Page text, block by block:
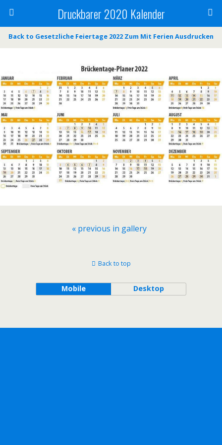
Druckbarer 2020 Kalender
Back to Gesetzliche Feiertage 2022 Zum Mit Ferien Ausdrucken
« previous in gallery
Back to top
Mobile Desktop